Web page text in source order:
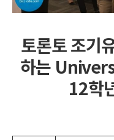
토론토 조기
하는
12학